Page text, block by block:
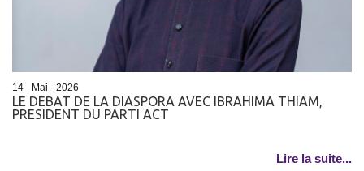
14 - Mai - 2026
LE DEBAT DE LA DIASPORA AVEC IBRAHIMA THIAM,
PRESIDENT DU PARTI ACT
Lire la suite...